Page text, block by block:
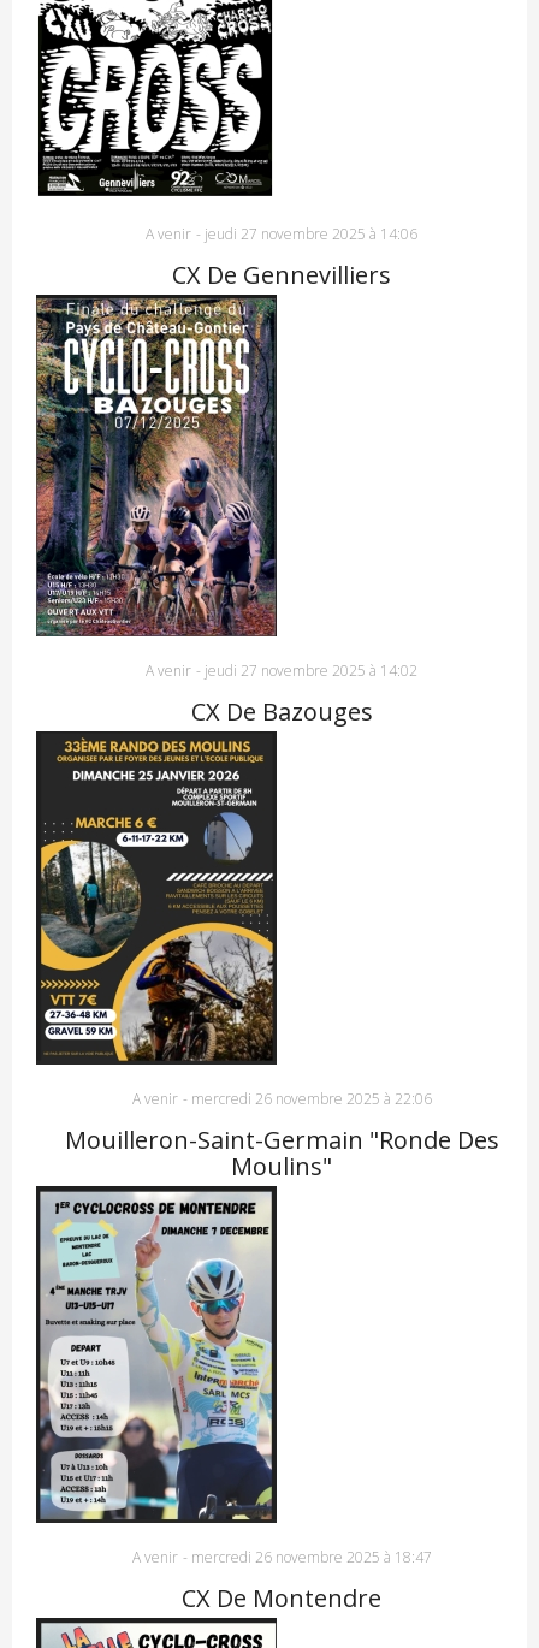
A venir - jeudi 27 novembre 2025 à 14:06
CX De Gennevilliers
A venir - jeudi 27 novembre 2025 à 14:02
CX De Bazouges
A venir - mercredi 26 novembre 2025 à 22:06
Mouilleron-Saint-Germain "Ronde Des
Moulins"
A venir - mercredi 26 novembre 2025 à 18:47
CX De Montendre